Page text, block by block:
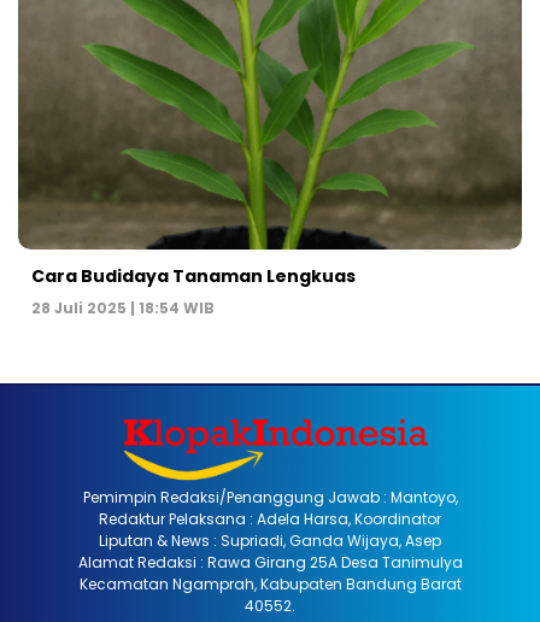
Cara Budidaya Tanaman Lengkuas
28 Juli 2025 | 18:54 WIB
Pemimpin Redaksi/Penanggung Jawab : Mantoyo,
Redaktur Pelaksana : Adela Harsa, Koordinator
Liputan & News : Supriadi, Ganda Wijaya, Asep
Alamat Redaksi : Rawa Girang 25A Desa Tanimulya
Kecamatan Ngamprah, Kabupaten Bandung Barat
40552.